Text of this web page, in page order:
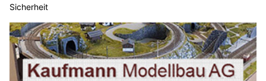
Sicherheit